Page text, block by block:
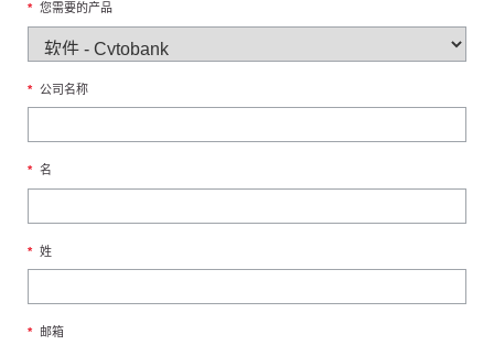
* 您需要的产品
* 公司名称
* 名
* 姓
* 邮箱